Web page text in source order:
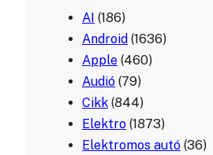
AI (186)
Android (1636)
Apple (460)
Audió (79)
Cikk (844)
Elektro (1873)
Elektromos autó (36)